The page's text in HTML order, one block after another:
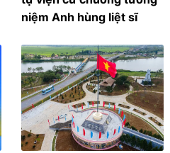
niệm Anh hùng liệt sĩ